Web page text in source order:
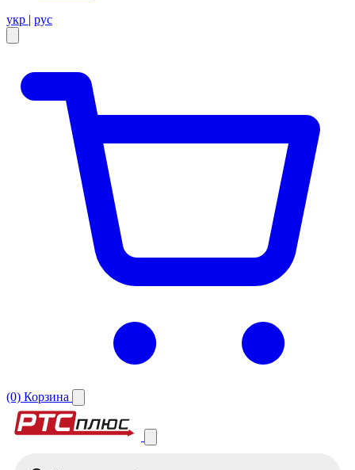
укр | рус
(0) Корзина